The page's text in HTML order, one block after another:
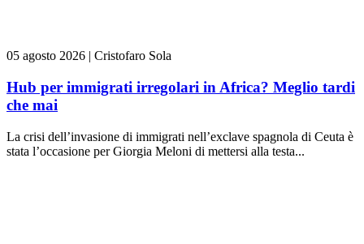
05 agosto 2026 | Cristofaro Sola
Hub per immigrati irregolari in Africa? Meglio tardi
che mai
La crisi dell’invasione di immigrati nell’exclave spagnola di Ceuta è
stata l’occasione per Giorgia Meloni di mettersi alla testa...